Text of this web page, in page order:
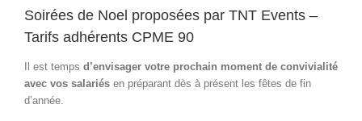
Soirées de Noel proposées par TNT Events –
Tarifs adhérents CPME 90
Il est temps d’envisager votre prochain moment de convivialité
avec vos salariés en préparant dès à présent les fêtes de fin
d’année.